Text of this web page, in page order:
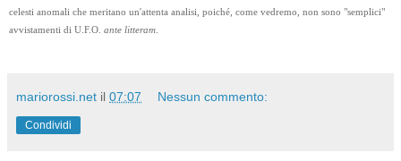
celesti anomali che meritano un'attenta analisi, poiché, come vedremo, non sono "semplici"
avvistamenti di U.F.O. ante litteram
mariorossi.net il 07:07 Nessun commento:
Condividi